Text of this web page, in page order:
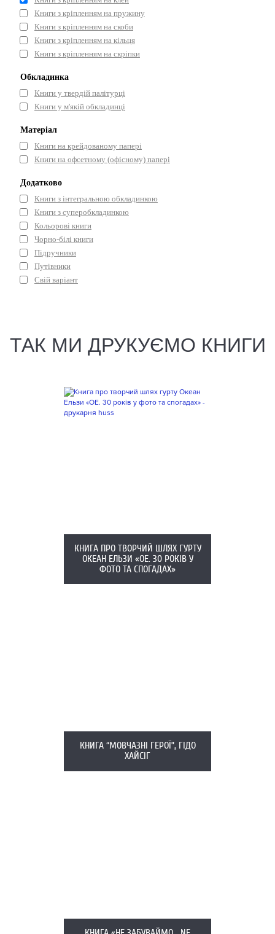
Книги з кріпленням на пружину
Книги з кріпленням на скоби
Книги з кріпленням на кільця
Книги з кріпленням на скріпки
Обкладинка
Книги у твердій палітурці
Книги у м'якій обкладинці
Матеріал
Книги на крейдованому папері
Книги на офсетному (офісному) папері
Додатково
Книги з інтегральною обкладинкою
Книги з суперобкладинкою
Кольорові книги
Чорно-білі книги
Підручники
Путівники
Свій варіант
ТАК МИ ДРУКУЄМО КНИГИ
КНИГА ПРО ТВОРЧИЙ ШЛЯХ ГУРТУ
ОКЕАН ЕЛЬЗИ «ОЕ. 30 РОКІВ У
ФОТО ТА СПОГАДАХ»
КНИГА “МОВЧАЗНІ ГЕРОЇ”, ГІДО
ХАЙСІГ